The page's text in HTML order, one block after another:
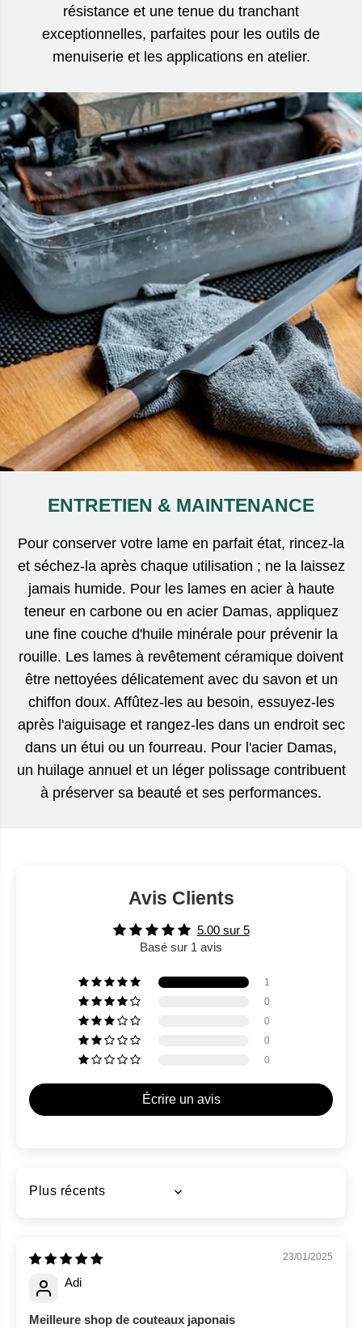
résistance et une tenue du tranchant
exceptionnelles, parfaites pour les outils de
menuiserie et les applications en atelier.
ENTRETIEN & MAINTENANCE
Pour conserver votre lame en parfait état, rincez-la
et séchez-la après chaque utilisation ; ne la laissez
jamais humide. Pour les lames en acier à haute
teneur en carbone ou en acier Damas, appliquez
une fine couche d'huile minérale pour prévenir la
rouille. Les lames à revêtement céramique doivent
être nettoyées délicatement avec du savon et un
chiffon doux. Affûtez-les au besoin, essuyez-les
après l'aiguisage et rangez-les dans un endroit sec
dans un étui ou un fourreau. Pour l'acier Damas,
un huilage annuel et un léger polissage contribuent
à préserver sa beauté et ses performances.
Avis Clients
5.00 sur 5
Basé sur 1 avis
1
0
0
0
0
Écrire un avis
Sort by
23/01/2025
Adi
Meilleure shop de couteaux japonais